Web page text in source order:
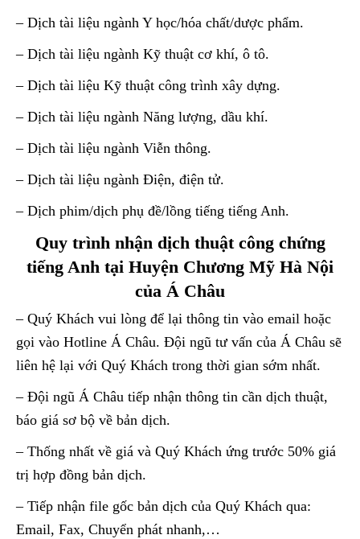
– Dịch tài liệu ngành Y học/hóa chất/dược phẩm.
– Dịch tài liệu ngành Kỹ thuật cơ khí, ô tô.
– Dịch tài liệu Kỹ thuật công trình xây dựng.
– Dịch tài liệu ngành Năng lượng, dầu khí.
– Dịch tài liệu ngành Viễn thông.
– Dịch tài liệu ngành Điện, điện tử.
– Dịch phim/dịch phụ đề/lồng tiếng tiếng Anh.
Quy trình nhận dịch thuật công chứng
tiếng Anh tại Huyện Chương Mỹ Hà Nội
của Á Châu
– Quý Khách vui lòng để lại thông tin vào email hoặc
gọi vào Hotline Á Châu. Đội ngũ tư vấn của Á Châu sẽ
liên hệ lại với Quý Khách trong thời gian sớm nhất.
– Đội ngũ Á Châu tiếp nhận thông tin cần dịch thuật,
báo giá sơ bộ về bản dịch.
– Thống nhất về giá và Quý Khách ứng trước 50% giá
trị hợp đồng bản dịch.
– Tiếp nhận file gốc bản dịch của Quý Khách qua:
Email, Fax, Chuyển phát nhanh,…